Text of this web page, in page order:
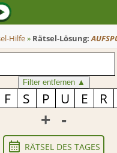
Hilfe» Rätsel-Lösung:
Filter entfernen ▲
+ -
RÄTSEL DES TAGES